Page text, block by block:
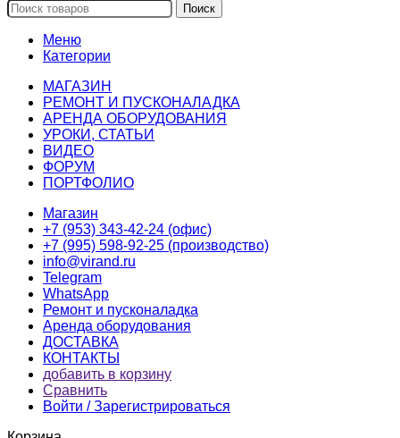
Поиск
Меню
Категории
МАГАЗИН
РЕМОНТ И ПУСКОНАЛАДКА
АРЕНДА ОБОРУДОВАНИЯ
УРОКИ, СТАТЬИ
ВИДЕО
ФОРУМ
ПОРТФОЛИО
Магазин
+7 (953) 343-42-24 (офис)
+7 (995) 598-92-25 (производство)
info@virand.ru
Telegram
WhatsApp
Ремонт и пусконаладка
Аренда оборудования
ДОСТАВКА
КОНТАКТЫ
добавить в корзину
Сравнить
Войти / Зарегистрироваться